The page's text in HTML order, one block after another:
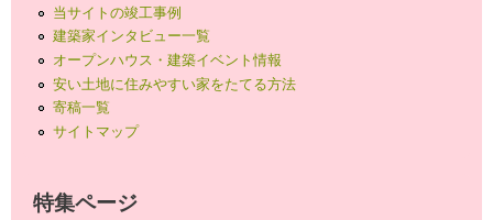
当サイトの竣工事例
建築家インタビュー一覧
オープンハウス・建築イベント情報
安い土地に住みやすい家をたてる方法
寄稿一覧
サイトマップ
特集ページ